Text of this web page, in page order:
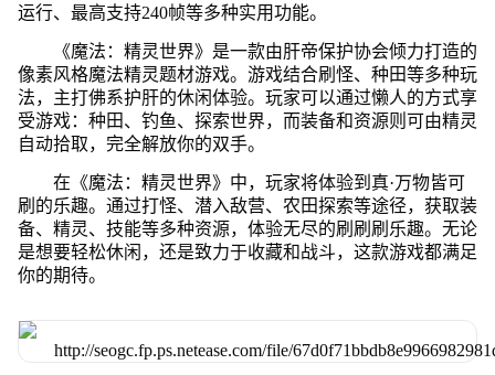
运行、最高支持240帧等多种实用功能。
《魔法：精灵世界》是一款由肝帝保护协会倾力打造的
像素风格魔法精灵题材游戏。游戏结合刷怪、种田等多种玩
法，主打佛系护肝的休闲体验。玩家可以通过懒人的方式享
受游戏：种田、钓鱼、探索世界，而装备和资源则可由精灵
自动拾取，完全解放你的双手。
在《魔法：精灵世界》中，玩家将体验到真·万物皆可
刷的乐趣。通过打怪、潜入敌营、农田探索等途径，获取装
备、精灵、技能等多种资源，体验无尽的刷刷刷乐趣。无论
是想要轻松休闲，还是致力于收藏和战斗，这款游戏都满足
你的期待。